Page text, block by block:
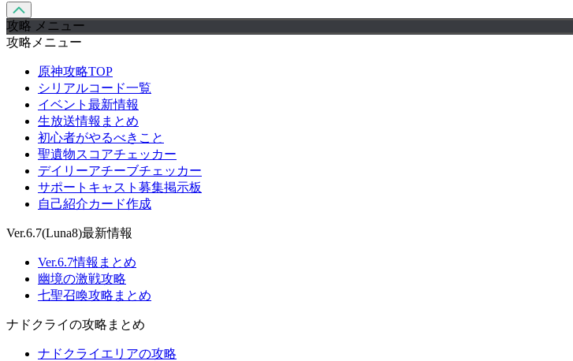
攻略 メニュー
攻略メニュー
原神攻略TOP
シリアルコード一覧
イベント最新情報
生放送情報まとめ
初心者がやるべきこと
聖遺物スコアチェッカー
デイリーアチーブチェッカー
サポートキャスト募集掲示板
自己紹介カード作成
Ver.6.7(Luna8)最新情報
Ver.6.7情報まとめ
幽境の激戦攻略
七聖召喚攻略まとめ
ナドクライの攻略まとめ
ナドクライエリアの攻略